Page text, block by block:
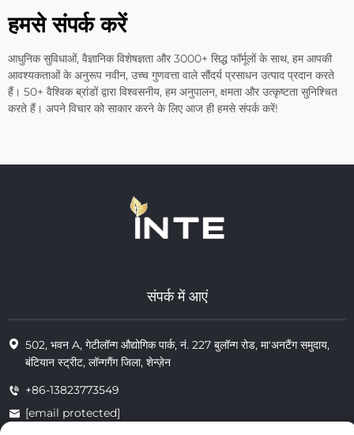
हमसे संपर्क करें
आधुनिक सुविधाओं, वैज्ञानिक विशेषज्ञता और 3000+ सिद्ध फॉर्मूलों के साथ, हम आपकी
आवश्यकताओं के अनुरूप नवीन, उच्च गुणवत्ता वाले सौंदर्य प्रसाधन उत्पाद प्रदान करते
हैं। 50+ वैश्विक ब्रांडों द्वारा विश्वसनीय, हम अनुपालन, क्षमता और उत्कृष्टता सुनिश्चित
करते हैं। अपने विचार को साकार करने के लिए आज ही हमसे संपर्क करें!
संपर्क में आएं
502, भवन A, गेटीलॉन्ग औद्योगिक पार्क, नं. 227 बुलॉन्ग रोड, मा'अनटैंग समुदाय,
बंटियान स्ट्रीट, लॉन्गगैंग जिला, शेन्ज़ेन
+86-13823773549
[email protected]